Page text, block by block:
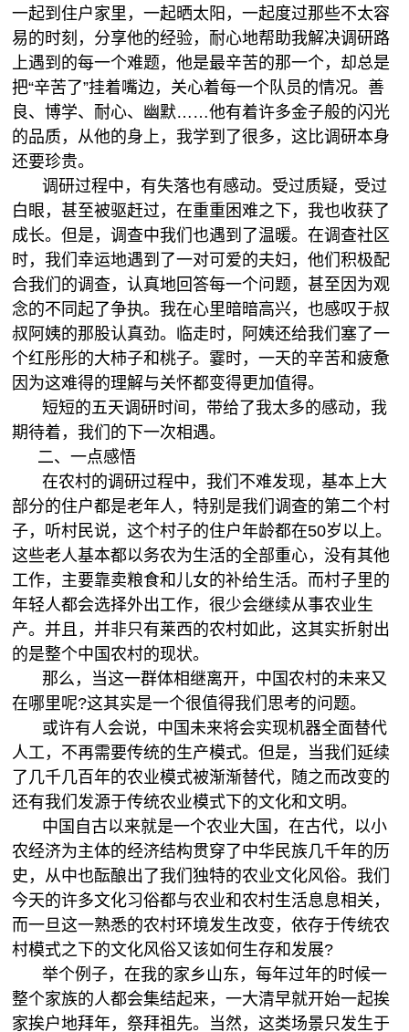
一起到住户家里，一起晒太阳，一起度过那些不太容
易的时刻，分享他的经验，耐心地帮助我解决调研路
上遇到的每一个难题，他是最辛苦的那一个，却总是
把“辛苦了”挂着嘴边，关心着每一个队员的情况。善
良、博学、耐心、幽默……他有着许多金子般的闪光
的品质，从他的身上，我学到了很多，这比调研本身
还要珍贵。
调研过程中，有失落也有感动。受过质疑，受过
白眼，甚至被驱赶过，在重重困难之下，我也收获了
成长。但是，调查中我们也遇到了温暖。在调查社区
时，我们幸运地遇到了一对可爱的夫妇，他们积极配
合我们的调查，认真地回答每一个问题，甚至因为观
念的不同起了争执。我在心里暗暗高兴，也感叹于叔
叔阿姨的那股认真劲。临走时，阿姨还给我们塞了一
个红彤彤的大柿子和桃子。霎时，一天的辛苦和疲惫
因为这难得的理解与关怀都变得更加值得。
短短的五天调研时间，带给了我太多的感动，我
期待着，我们的下一次相遇。
二、一点感悟
在农村的调研过程中，我们不难发现，基本上大
部分的住户都是老年人，特别是我们调查的第二个村
子，听村民说，这个村子的住户年龄都在50岁以上。
这些老人基本都以务农为生活的全部重心，没有其他
工作，主要靠卖粮食和儿女的补给生活。而村子里的
年轻人都会选择外出工作，很少会继续从事农业生
产。并且，并非只有莱西的农村如此，这其实折射出
的是整个中国农村的现状。
那么，当这一群体相继离开，中国农村的未来又
在哪里呢?这其实是一个很值得我们思考的问题。
或许有人会说，中国未来将会实现机器全面替代
人工，不再需要传统的生产模式。但是，当我们延续
了几千几百年的农业模式被渐渐替代，随之而改变的
还有我们发源于传统农业模式下的文化和文明。
中国自古以来就是一个农业大国，在古代，以小
农经济为主体的经济结构贯穿了中华民族几千年的历
史，从中也酝酿出了我们独特的农业文化风俗。我们
今天的许多文化习俗都与农业和农村生活息息相关，
而一旦这一熟悉的农村环境发生改变，依存于传统农
村模式之下的文化风俗又该如何生存和发展?
举个例子，在我的家乡山东，每年过年的时候一
整个家族的人都会集结起来，一大清早就开始一起挨
家挨户地拜年，祭拜祖先。当然，这类场景只发生于